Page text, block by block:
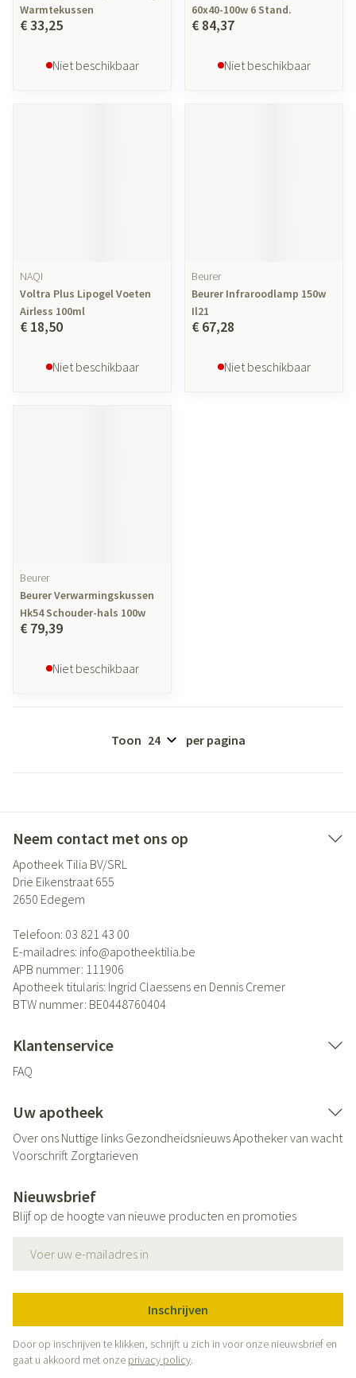
Warmtekussen
€ 33,25
Niet beschikbaar
60x40-100w 6 Stand.
€ 84,37
Niet beschikbaar
NAQI
Voltra Plus Lipogel Voeten
Airless 100ml
€ 18,50
Niet beschikbaar
Beurer
Beurer Infraroodlamp 150w
Il21
€ 67,28
Niet beschikbaar
Beurer
Beurer Verwarmingskussen
Hk54 Schouder-hals 100w
€ 79,39
Niet beschikbaar
Toon per pagina
Neem contact met ons op
Apotheek Tilia BV/SRL
Drie Eikenstraat 655
2650 Edegem
Telefoon: 03 821 43 00
E-mailadres: info@apotheektilia.be
APB nummer: 111906
Apotheek titularis: Ingrid Claessens en Dennis Cremer
BTW nummer: BE0448760404
Klantenservice
FAQ
Uw apotheek
Over ons Nuttige links GezondheidsnieuwsApotheker van wacht
Voorschrift Zorgtarieven
Nieuwsbrief
Blijf op de hoogte van nieuwe producten en promoties
Inschrijven
Door op inschrijven te klikken, schrijft u zich in voor onze nieuwsbrief en
gaat u akkoord met onze privacy policy.